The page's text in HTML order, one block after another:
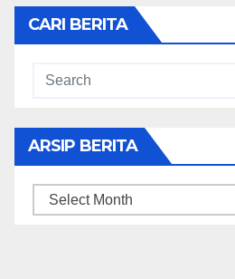
CARI BERITA
ARSIP BERITA
ARSIP